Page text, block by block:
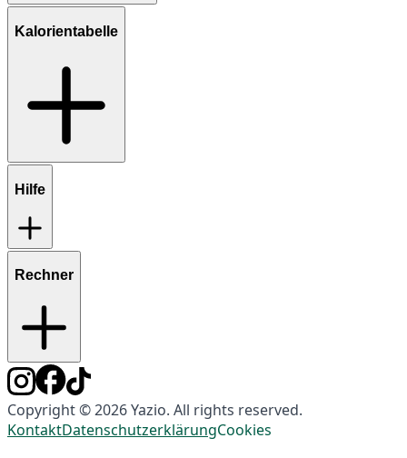
Kalorientabelle
Hilfe
Rechner
Copyright © 2026 Yazio. All rights reserved.
KontaktDatenschutzerklärungCookies